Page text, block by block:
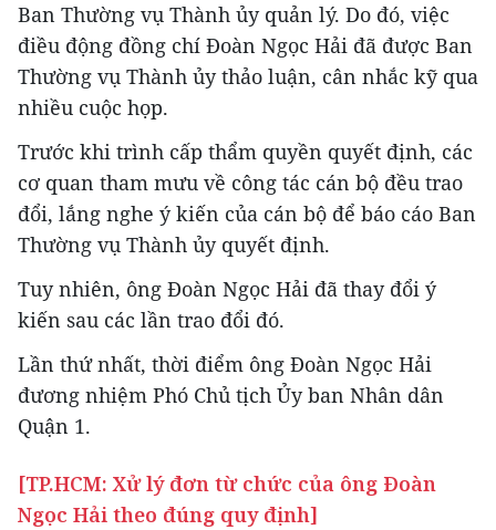
Ban Thường vụ Thành ủy quản lý. Do đó, việc
điều động đồng chí Đoàn Ngọc Hải đã được Ban
Thường vụ Thành ủy thảo luận, cân nhắc kỹ qua
nhiều cuộc họp.
Trước khi trình cấp thẩm quyền quyết định, các
cơ quan tham mưu về công tác cán bộ đều trao
đổi, lắng nghe ý kiến của cán bộ để báo cáo Ban
Thường vụ Thành ủy quyết định.
Tuy nhiên, ông Đoàn Ngọc Hải đã thay đổi ý
kiến sau các lần trao đổi đó.
Lần thứ nhất, thời điểm ông Đoàn Ngọc Hải
đương nhiệm Phó Chủ tịch Ủy ban Nhân dân
Quận 1.
[TP.HCM: Xử lý đơn từ chức của ông Đoàn
Ngọc Hải theo đúng quy định]